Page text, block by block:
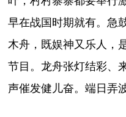
早在战国时期就有。急
木舟，既娱神又乐人，
节目。龙舟张灯结彩、
声催发健儿奋。端日弄